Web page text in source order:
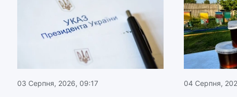
03 Серпня, 2026, 09:17 04 Серпня,